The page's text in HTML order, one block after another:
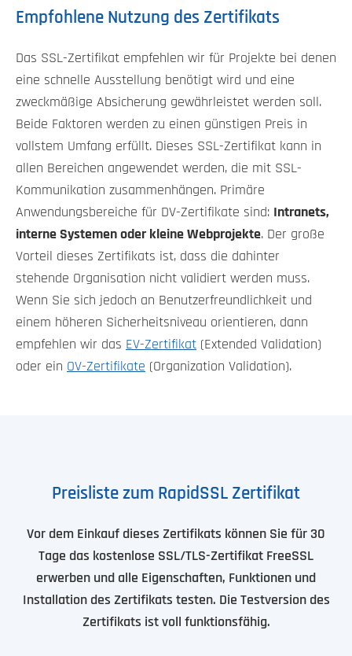
Empfohlene Nutzung des Zertifikats
Das SSL-Zertifikat empfehlen wir für Projekte bei denen
eine schnelle Ausstellung benötigt wird und eine
zweckmäßige Absicherung gewährleistet werden soll.
Beide Faktoren werden zu einen günstigen Preis in
vollstem Umfang erfüllt. Dieses SSL-Zertifikat kann in
allen Bereichen angewendet werden, die mit SSL-
Kommunikation zusammenhängen. Primäre
Anwendungsbereiche für DV-Zertifikate sind: Intranets,
interne Systemen oder kleine Webprojekte. Der große
Vorteil dieses Zertifikats ist, dass die dahinter
stehende Organisation nicht validiert werden muss.
Wenn Sie sich jedoch an Benutzerfreundlichkeit und
einem höheren Sicherheitsniveau orientieren, dann
empfehlen wir das EV-Zertifikat (Extended Validation)
oder ein OV-Zertifikate (Organization Validation).
Preisliste zum RapidSSL Zertifikat
Vor dem Einkauf dieses Zertifikats können Sie für 30
Tage das kostenlose SSL/TLS-Zertifikat FreeSSL
erwerben und alle Eigenschaften, Funktionen und
Installation des Zertifikats testen. Die Testversion des
Zertifikats ist voll funktionsfähig.